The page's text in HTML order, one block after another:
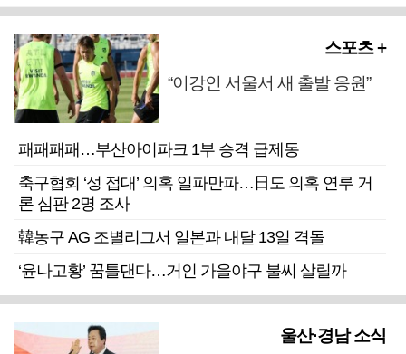
스포츠 +
“이강인 서울서 새 출발 응원”
패패패패…부산아이파크 1부 승격 급제동
축구협회 ‘성 접대’ 의혹 일파만파…日도 의혹 연루 거
론 심판 2명 조사
韓농구 AG 조별리그서 일본과 내달 13일 격돌
‘윤나고황’ 꿈틀댄다…거인 가을야구 불씨 살릴까
울산·경남 소식